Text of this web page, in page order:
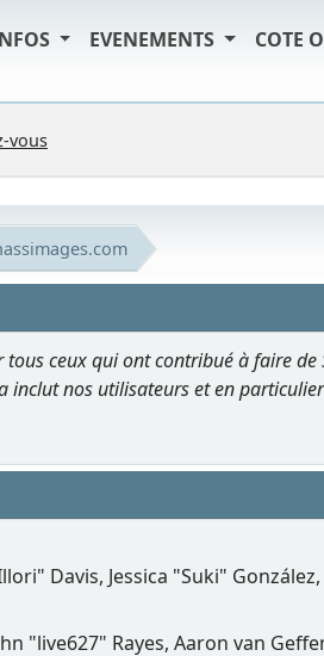
EVENEMENTS COTE
vous
ceux qui ont contribué à faire
inclut nos utilisateurs et en
Davis, Jessica "Suki"
"live627" Rayes, Aaron van